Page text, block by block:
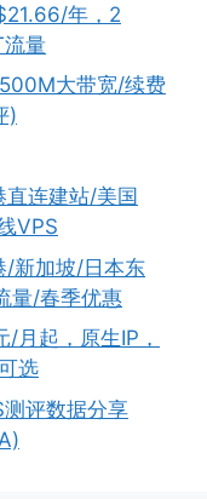
年，2
量
大带宽/续费
)
连建站/美国
VPS
/新加坡/日本东
量/春季优惠
月起，原生IP，
选
评数据分享